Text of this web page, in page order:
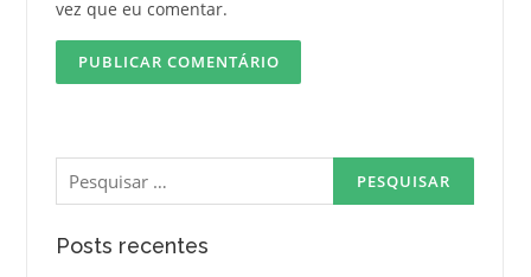
vez que eu comentar.
Pesquisar
por:
Posts recentes